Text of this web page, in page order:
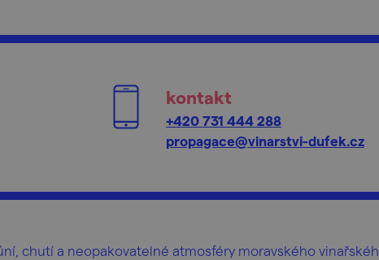
kontakt
+420 731 444 288
propagace@vinarstvi-dufek.cz
chutí a neopakovatelné atmosféry moravského